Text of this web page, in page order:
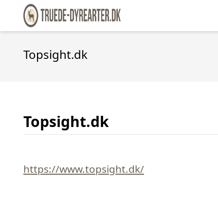
Topsight.dk
Topsight.dk
https://www.topsight.dk/